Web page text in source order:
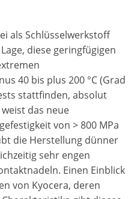
als Schlüsselwerkstoff
diese geringfügigen
40 bis plus 200 °C (Grad
stattfinden, absolut
das neue
von > 800 MPa
die Herstellung dünner
sehr engen
Einen Einblick
von Kyocera, deren